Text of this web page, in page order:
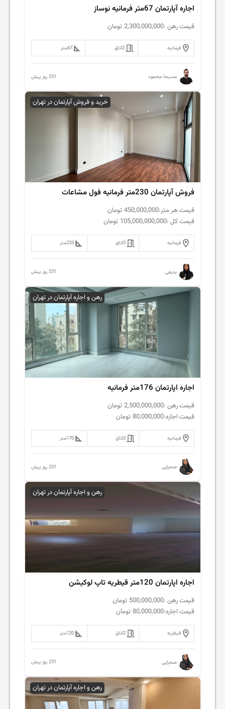
اجاره آپارتمان 67متر فرمانیه نوساز
قیمت رهن :2,300,000,000 تومان
فرمانیه 2اتاق 67متر
مسیحا محمود 231 روز پیش
خرید و فروش آپارتمان در تهران
فروش آپارتمان 230متر فرمانیه فول مشاعات
قیمت هر متر:450,000,000 تومان
قیمت کل :105,000,000,000 تومان
فرمانیه 3اتاق 233متر
بدیعی 231 روز پیش
رهن و اجاره آپارتمان در تهران
اجاره اپارتمان 176متر فرمانیه
قیمت رهن :2,500,000,000 تومان
قیمت اجاره:80,000,000 تومان
فرمانیه 3اتاق 170متر
صحرایی 231 روز پیش
رهن و اجاره آپارتمان در تهران
اجاره اپارتمان 120متر قیطریه تاپ لوکیشن
قیمت رهن :500,000,000 تومان
قیمت اجاره:80,000,000 تومان
قیطریه 2اتاق 120متر
صحرایی 231 روز پیش
رهن و اجاره آپارتمان در تهران